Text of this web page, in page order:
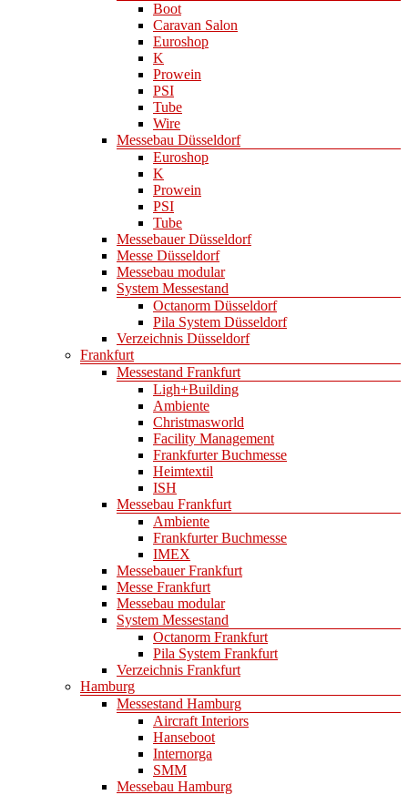
Boot
Caravan Salon
Euroshop
K
Prowein
PSI
Tube
Wire
Messebau Düsseldorf
Euroshop
K
Prowein
PSI
Tube
Messebauer Düsseldorf
Messe Düsseldorf
Messebau modular
System Messestand
Octanorm Düsseldorf
Pila System Düsseldorf
Verzeichnis Düsseldorf
Frankfurt
Messestand Frankfurt
Ligh+Building
Ambiente
Christmasworld
Facility Management
Frankfurter Buchmesse
Heimtextil
ISH
Messebau Frankfurt
Ambiente
Frankfurter Buchmesse
IMEX
Messebauer Frankfurt
Messe Frankfurt
Messebau modular
System Messestand
Octanorm Frankfurt
Pila System Frankfurt
Verzeichnis Frankfurt
Hamburg
Messestand Hamburg
Aircraft Interiors
Hanseboot
Internorga
SMM
Messebau Hamburg